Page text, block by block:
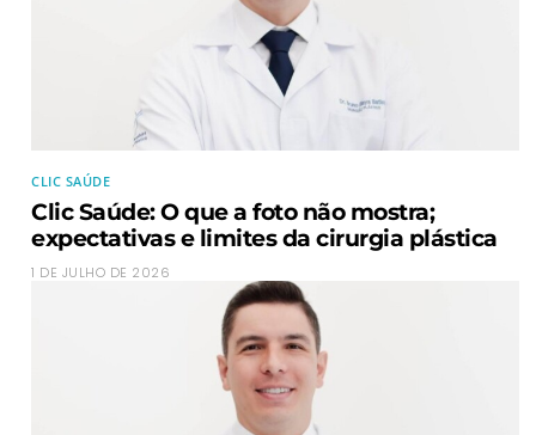
CLIC SAÚDE
Clic Saúde: O que a foto não mostra;
expectativas e limites da cirurgia plástica
1 DE JULHO DE 2026